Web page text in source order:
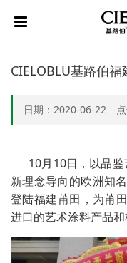
CIELOBLU基路伯
日期：2020-06-22 点
10月10日，以品鉴
新理念导向的欧洲知
登陆福建莆田，为莆
进口的艺术涂料产品